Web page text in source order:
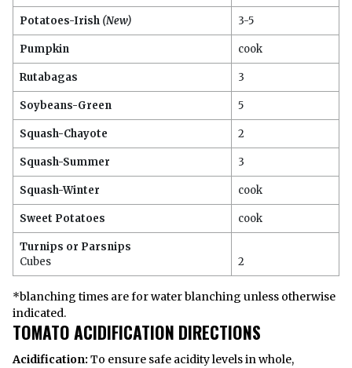
Potatoes-Irish (New) 3-5
Pumpkin cook
Rutabagas 3
Soybeans-Green 5
Squash-Chayote 2
Squash-Summer 3
Squash-Winter cook
Sweet Potatoes cook
Turnips or Parsnips
Cubes
2
*blanching times are for water blanching unless otherwise
indicated.
TOMATO ACIDIFICATION DIRECTIONS
Acidification: To ensure safe acidity levels in whole,